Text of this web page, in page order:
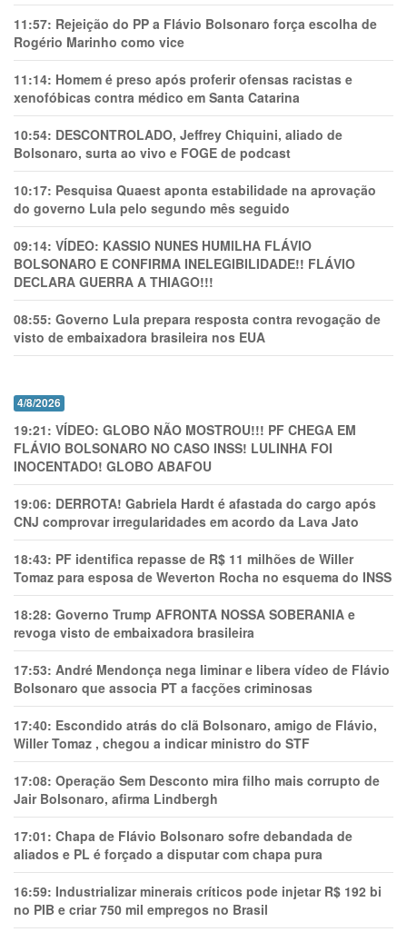
11:57: Rejeição do PP a Flávio Bolsonaro força escolha de
Rogério Marinho como vice
11:14: Homem é preso após proferir ofensas racistas e
xenofóbicas contra médico em Santa Catarina
10:54: DESCONTROLADO, Jeffrey Chiquini, aliado de
Bolsonaro, surta ao vivo e FOGE de podcast
10:17: Pesquisa Quaest aponta estabilidade na aprovação
do governo Lula pelo segundo mês seguido
09:14: VÍDEO: KASSIO NUNES HUMlLHA FLÁVIO
BOLSONARO E CONFIRMA INELEGIBILIDADE!! FLÁVIO
DECLARA GUERRA A THIAGO!!!
08:55: Governo Lula prepara resposta contra revogação de
visto de embaixadora brasileira nos EUA
4/8/2026
19:21: VÍDEO: GLOBO NÃO MOSTROU!!! PF CHEGA EM
FLÁVIO BOLSONARO NO CASO INSS! LULINHA FOI
INOCENTADO! GLOBO ABAFOU
19:06: DERROTA! Gabriela Hardt é afastada do cargo após
CNJ comprovar irregularidades em acordo da Lava Jato
18:43: PF identifica repasse de R$ 11 milhões de Willer
Tomaz para esposa de Weverton Rocha no esquema do INSS
18:28: Governo Trump AFRONTA NOSSA SOBERANIA e
revoga visto de embaixadora brasileira
17:53: André Mendonça nega liminar e libera vídeo de Flávio
Bolsonaro que associa PT a facções criminosas
17:40: Escondido atrás do clã Bolsonaro, amigo de Flávio,
Willer Tomaz , chegou a indicar ministro do STF
17:08: Operação Sem Desconto mira filho mais corrupto de
Jair Bolsonaro, afirma Lindbergh
17:01: Chapa de Flávio Bolsonaro sofre debandada de
aliados e PL é forçado a disputar com chapa pura
16:59: Industrializar minerais críticos pode injetar R$ 192 bi
no PIB e criar 750 mil empregos no Brasil